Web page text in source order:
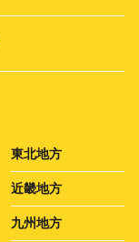
東北地方
近畿地方
九州地方